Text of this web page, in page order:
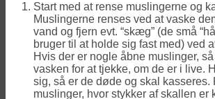
Start med at rense muslingerne og
Muslingerne renses ved at vaske
vand og fjern evt. “skæg” (de små
bruger til at holde sig fast med) ved
Hvis der er nogle åbne muslinger,
vasken for at tjekke, om de er i live.
sig, så er de døde og skal kasseres.
muslinger, hvor stykker af skallen